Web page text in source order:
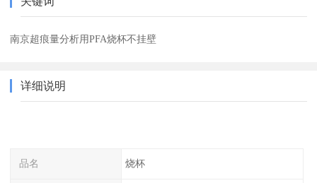
南京超痕量分析用PFA烧杯不挂壁
详细说明
品名 烧杯